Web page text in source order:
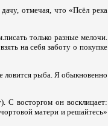
отмечая, что «Псёл река
только разные мелочи.
на себя заботу о покупке
ловится рыба. Я обыкновенно
восторгом он восклицает:
матери и решайтесь»